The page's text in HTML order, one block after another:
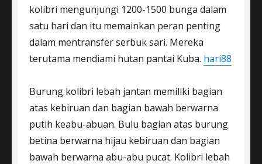
kolibri mengunjungi 1200-1500 bunga dalam
satu hari dan itu memainkan peran penting
dalam mentransfer serbuk sari. Mereka
terutama mendiami hutan pantai Kuba. hari88
Burung kolibri lebah jantan memiliki bagian
atas kebiruan dan bagian bawah berwarna
putih keabu-abuan. Bulu bagian atas burung
betina berwarna hijau kebiruan dan bagian
bawah berwarna abu-abu pucat. Kolibri lebah